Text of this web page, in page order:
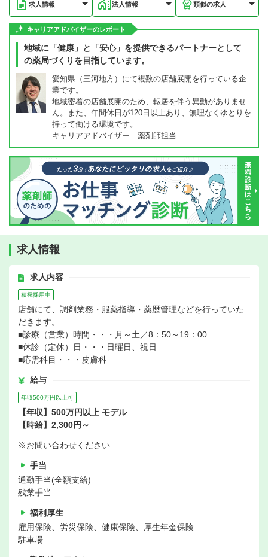
求人情報 法人情報 類似の求人
キャリアアドバイザーのレポート
地域に「健康」と「安心」を提供できるパートナーとして
の薬局づくりを目指しています。
愛知県（三河地方）にて複数の店舗展開を行っている企
業です。
地域密着の店舗展開のため、転居を伴う異動がありませ
ん。また、年間休日が120日以上あり、無理なくゆとりを
持って働ける環境です。
キャリアアドバイザー 薬剤師担当
求人情報
求人内容
積極採用中
店舗にて、調剤業務・服薬指導・薬歴管理などを行っていた
だきます。
■診療（営業）時間・・・月～土／8：50～19：00
■休診（定休）日・・・日曜日、祝日
■応需科目・・・皮膚科
給与
年収500万円以上可
【年収】500万円以上 モデル
【時給】2,300円～
※お問い合わせください
手当
通勤手当(全額支給)
残業手当
福利厚生
雇用保険、労災保険、健康保険、厚生年金保険
駐車場